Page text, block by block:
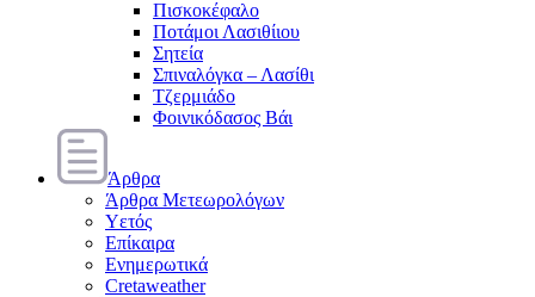
Πισκοκέφαλο
Ποτάμοι Λασιθίιου
Σητεία
Σπιναλόγκα – Λασίθι
Τζερμιάδο
Φοινικόδασος Βάι
Άρθρα
Άρθρα Μετεωρολόγων
Υετός
Επίκαιρα
Ενημερωτικά
Cretaweather